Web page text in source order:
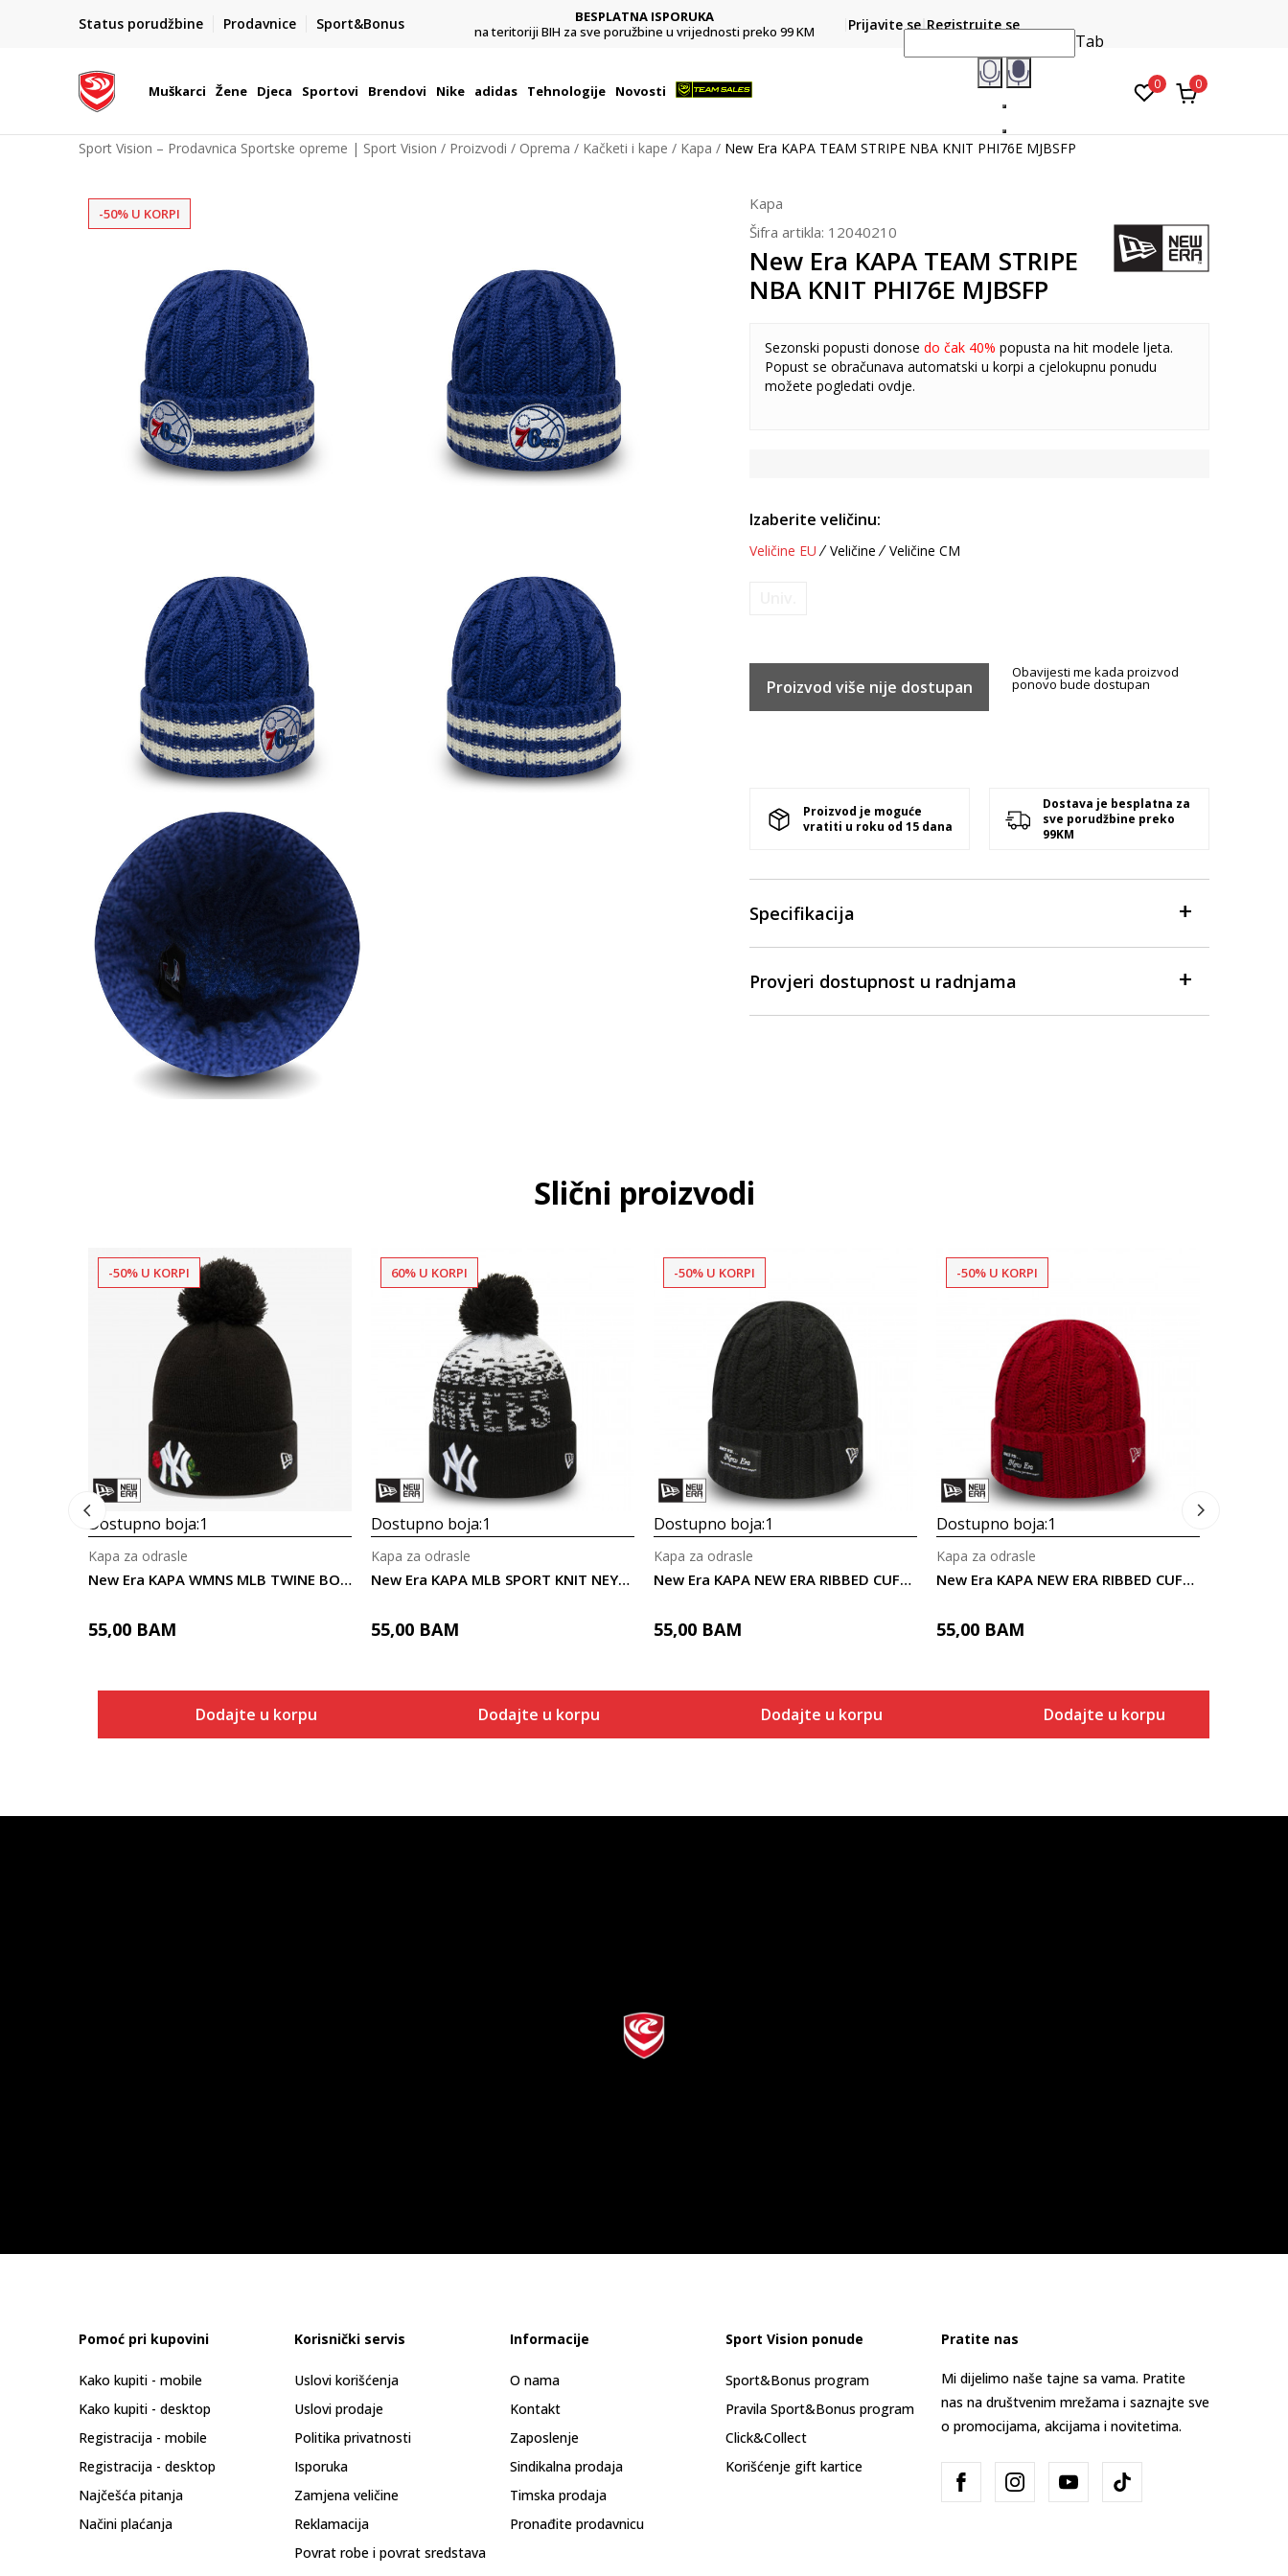
Status porudžbine Prodavnice Sport&Bonus
POZOVITE NAS NA : 055/490-400
Pon-Pet od 9h - 16h
BESPLATNA ISPORUKA
na teritoriji BIH za sve poružbine u vrijednosti preko 99 KM
Platite karticom online i preuzmite u prodavnici po vašem
Prijavite se Registrujte se
Muškarci Žene Djeca Sportovi Brendovi Nike adidas Tehnologije Novosti
Tab
0 0
Sport Vision – Prodavnica Sportske opreme | Sport Vision Proizvodi Oprema Kačketi i kape Kapa New Era KAPA TEAM STRIPE NBA KNIT PHI76E MJBSFP
-50% U KORPI
Kapa
Šifra artikla: 12040210
New Era KAPA TEAM STRIPE
NBA KNIT PHI76E MJBSFP
Sezonski popusti donose do čak 40% popusta na hit modele ljeta.
Popust se obračunava automatski u korpi a cjelokupnu ponudu
možete pogledati ovdje.
Izaberite veličinu:
Veličine EU Veličine Veličine CM
Proizvod više nije dostupan
Obavijesti me kada proizvod
ponovo bude dostupan
Proizvod je moguće
vratiti u roku od 15 dana
Dostava je besplatna za
sve porudžbine preko
99KM
Specifikacija
Provjeri dostupnost u radnjama
Slični proizvodi
-50% U KORPI
Dostupno boja:1
New Era KAPA WMNS MLB TWINE BOBBLE KNIT NEYYAN B
Kapa za odrasle
55,00 BAM
Dodajte u korpu
60% U KORPI
Dostupno boja:1
New Era KAPA MLB SPORT KNIT NEYYAN BLKWHI
Kapa za odrasle
55,00 BAM
Dodajte u korpu
-50% U KORPI
Dostupno boja:1
New Era KAPA NEW ERA RIBBED CUFF KNIT NE BLK
Kapa za odrasle
55,00 BAM
Dodajte u korpu
-50% U KORPI
Dostupno boja:1
New Era KAPA NEW ERA RIBBED CUFF KNIT NE SCA
Kapa za odrasle
55,00 BAM
Dodajte u korpu
Pomoć pri kupovini
Kako kupiti - mobile
Kako kupiti - desktop
Registracija - mobile
Registracija - desktop
Najčešća pitanja
Načini plaćanja
Korisnički servis
Uslovi korišćenja
Uslovi prodaje
Politika privatnosti
Isporuka
Zamjena veličine
Reklamacija
Povrat robe i povrat sredstava
Informacije
O nama
Kontakt
Zaposlenje
Sindikalna prodaja
Timska prodaja
Pronađite prodavnicu
Sport Vision ponude
Sport&Bonus program
Pravila Sport&Bonus program
Click&Collect
Korišćenje gift kartice
Pratite nas
Mi dijelimo naše tajne sa vama. Pratite
nas na društvenim mrežama i saznajte sve
o promocijama, akcijama i novitetima.